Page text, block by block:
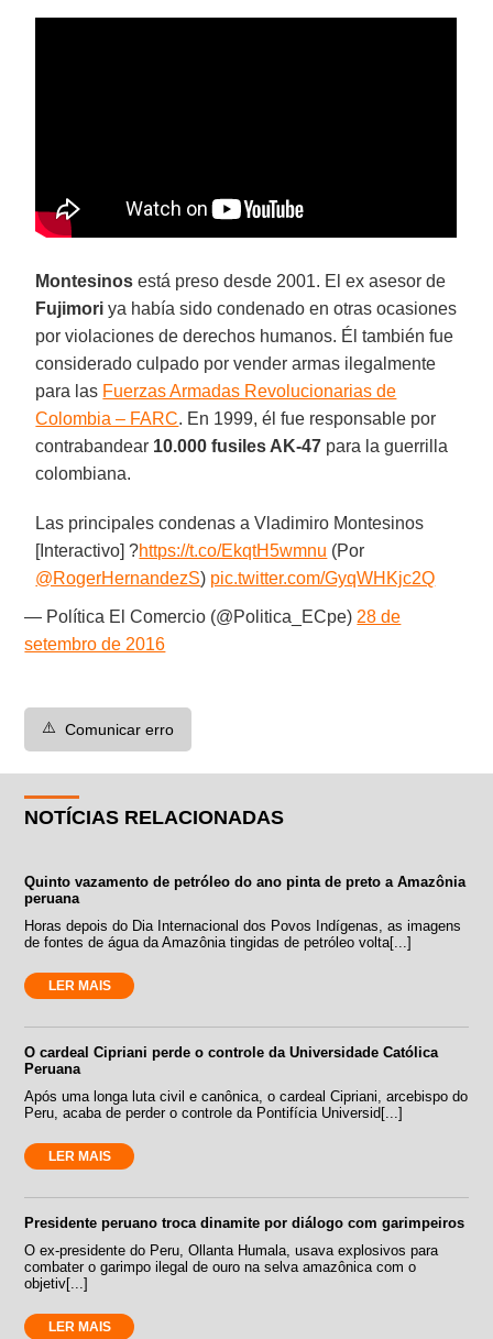
Montesinos está preso desde 2001. El ex asesor de
Fujimori ya había sido condenado en otras ocasiones
por violaciones de derechos humanos. Él también fue
considerado culpado por vender armas ilegalmente
para las Fuerzas Armadas Revolucionarias de
Colombia – FARC. En 1999, él fue responsable por
contrabandear 10.000 fusiles AK-47 para la guerrilla
colombiana.
Las principales condenas a Vladimiro Montesinos
[Interactivo] ?https://t.co/EkqtH5wmnu (Por
@RogerHernandezS) pic.twitter.com/GyqWHKjc2Q
— Política El Comercio (@Politica_ECpe) 28 de
setembro de 2016
⚠️ Comunicar erro
NOTÍCIAS RELACIONADAS
Quinto vazamento de petróleo do ano pinta de preto a Amazônia
peruana
Horas depois do Dia Internacional dos Povos Indígenas, as imagens
de fontes de água da Amazônia tingidas de petróleo volta[...]
LER MAIS
O cardeal Cipriani perde o controle da Universidade Católica
Peruana
Após uma longa luta civil e canônica, o cardeal Cipriani, arcebispo do
Peru, acaba de perder o controle da Pontifícia Universid[...]
LER MAIS
Presidente peruano troca dinamite por diálogo com garimpeiros
O ex-presidente do Peru, Ollanta Humala, usava explosivos para
combater o garimpo ilegal de ouro na selva amazônica com o
objetiv[...]
LER MAIS